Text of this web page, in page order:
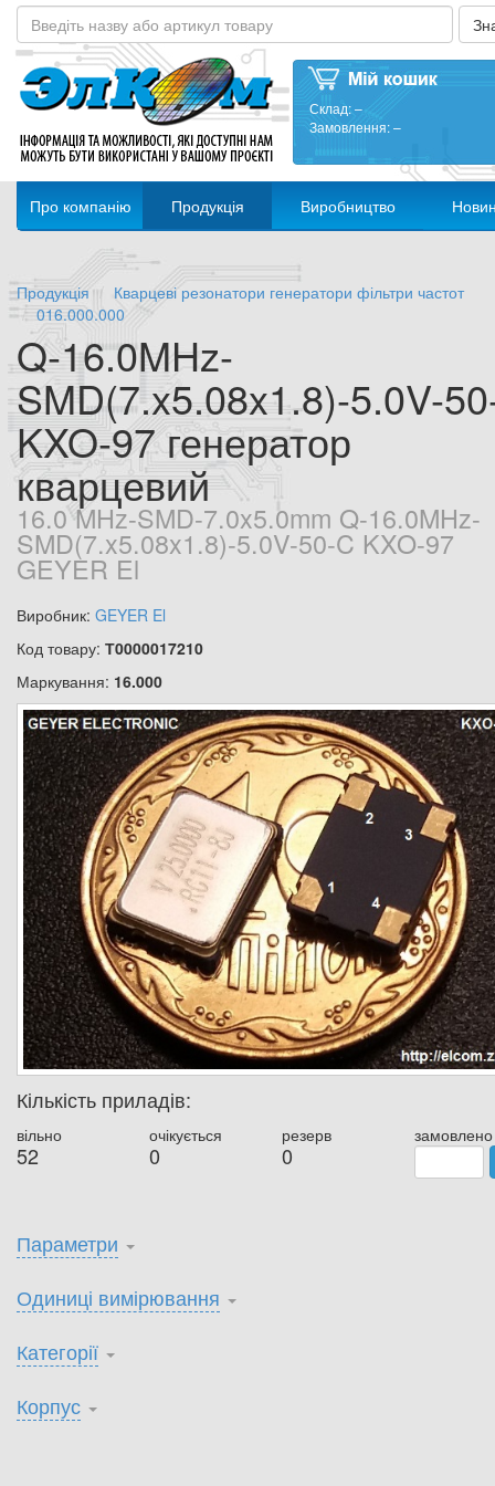
Склад:–
Замовлення:–
Про компанію Продукція Виробництво
Продукція
Кварцеві резонатори генератори фільтри частот
016.000.000
Q-16.0MHz-
SMD(7.x5.08x1.8)-5.0V-
KXO-97 генератор
кварцевий
16.0 MHz-SMD-7.0x5.0mm Q-16.0MHz-
SMD(7.x5.08x1.8)-5.0V-50-C KXO-97
GEYER El
Виробник: GEYER El
Код товару: Т0000017210
Маркування: 16.000
Кількість приладів:
вільно
52
очікується
0
резерв
0
замовлено
Параметри
Одиниці вимірювання
Категорії
Корпус